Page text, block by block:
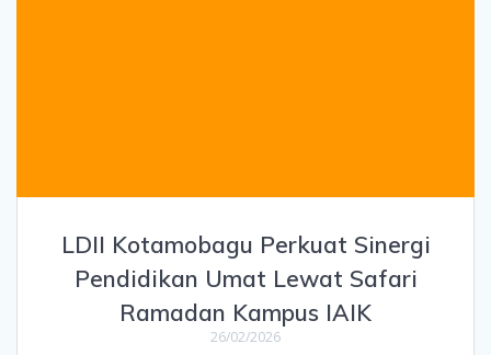
LDII Kotamobagu Perkuat Sinergi
Pendidikan Umat Lewat Safari
Ramadan Kampus IAIK
26/02/2026